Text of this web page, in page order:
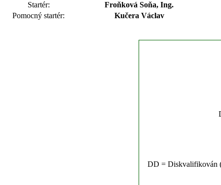
Startér:
Froňková Soňa, Ing.
Pomocný startér:
Kučera Václav
DD = Diskvalifikován